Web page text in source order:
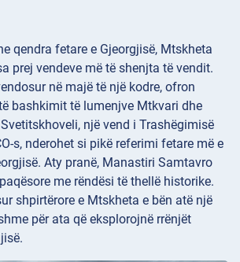
qendra fetare e Gjeorgjisë, Mtskheta
prej vendeve më të shenjta të vendit.
në majë të një kodre, ofron
bashkimit të lumenjve Mtkvari dhe
Svetitskhoveli, një vend i Trashëgimisë
s, nderohet si pikë referimi fetare më e
Aty pranë, Manastiri Samtavro
me rëndësi të thellë historike.
shpirtërore e Mtskheta e bën atë një
për ata që eksplorojnë rrënjët